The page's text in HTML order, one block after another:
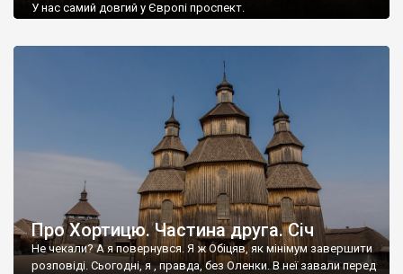
У нас самий довгий у Європі проспект.
Про Хортицю. Частина друга. Січ
Не чекали? А я повернувся. Я ж Обіцяв, як мінімум завершити
розповіді. Сьогодні, я , правда, без Оленки. В неї завали перед